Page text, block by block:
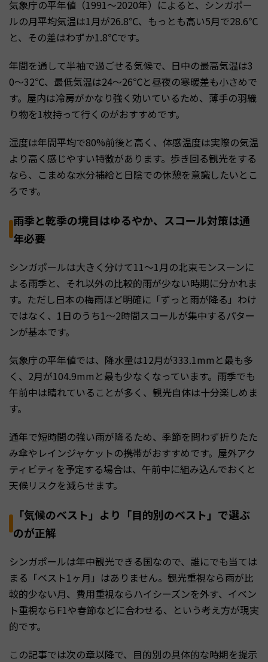
気象庁の平年値（1991〜2020年）によると、シンガポー
ルの月平均気温は1月が26.8℃、もっとも高い5月で28.6℃
と、その差はわずか1.8℃です。
年間を通して半袖で過ごせる気候で、日中の最高気温は3
0〜32℃、最低気温は24〜26℃と昼夜の寒暖差も小さめで
す。屋内は冷房がかなり強く効いているため、薄手の羽織
り物を1枚持って行くのがおすすめです。
湿度は年間平均で80%前後と高く、体感温度は実際の気温
より高く感じやすい特徴があります。歩き回る観光をする
なら、こまめな水分補給と日陰での休憩を意識したいとこ
ろです。
雨季と乾季の境目はゆるやか、スコール対策は通
年必要
シンガポールは大きく分けて11〜1月の北東モンスーンに
よる雨季と、それ以外の比較的雨が少ない時期に分かれま
す。ただし日本の梅雨ほど明確に「ずっと雨が降る」わけ
ではなく、1日のうち1〜2時間スコールが集中するパター
ンが基本です。
気象庁の平年値では、降水量は12月が333.1mmと最も多
く、2月が104.9mmと最も少なくなっています。雨季でも
午前中は晴れていることが多く、観光自体は十分楽しめま
す。
通年で短時間の強い雨が降るため、季節を問わず折りたた
み傘やレインジャケットの携帯がおすすめです。屋外アク
ティビティを予定する場合は、午前中に組み込んでおくと
天候リスクを減らせます。
「気候のベスト」より「目的別のベスト」で選ぶ
のが正解
シンガポールは年中観光できる国なので、誰にでも当ては
まる「ベスト1ヶ月」はありません。観光重視なら雨が比
較的少ない月、費用重視ならハイシーズンを外す、イベン
ト重視ならF1や春節などに合わせる、という考え方が現実
的です。
この記事では次の章以降で、目的別の具体的な時期を提示